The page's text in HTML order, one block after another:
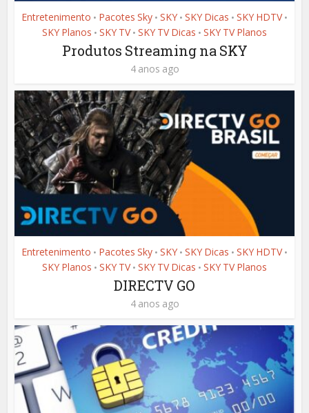
Entretenimento • Pacotes Sky • SKY • SKY Dicas • SKY HDTV •
SKY Planos • SKY TV • SKY TV Dicas • SKY TV Planos
Produtos Streaming na SKY
4 anos ago
Entretenimento • Pacotes Sky • SKY • SKY Dicas • SKY HDTV •
SKY Planos • SKY TV • SKY TV Dicas • SKY TV Planos
DIRECTV GO
4 anos ago